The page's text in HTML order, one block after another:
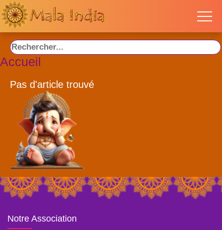
Accueil
Pas d'article trouvé
Notre Association